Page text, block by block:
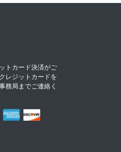
トカード決済がご
レジットカードを
務局までご連絡く